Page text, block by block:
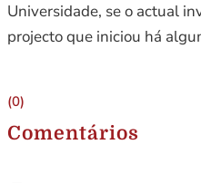
Universidade, se o actual
projecto que iniciou há
(0)
Comentários